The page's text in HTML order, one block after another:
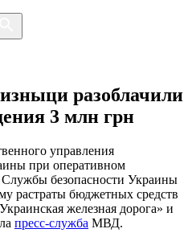
разоблачили
3 млн грн
управления
при оперативном
безопасности Украины
растраты бюджетных средств
железная дорога» и
пресс-служба МВД.